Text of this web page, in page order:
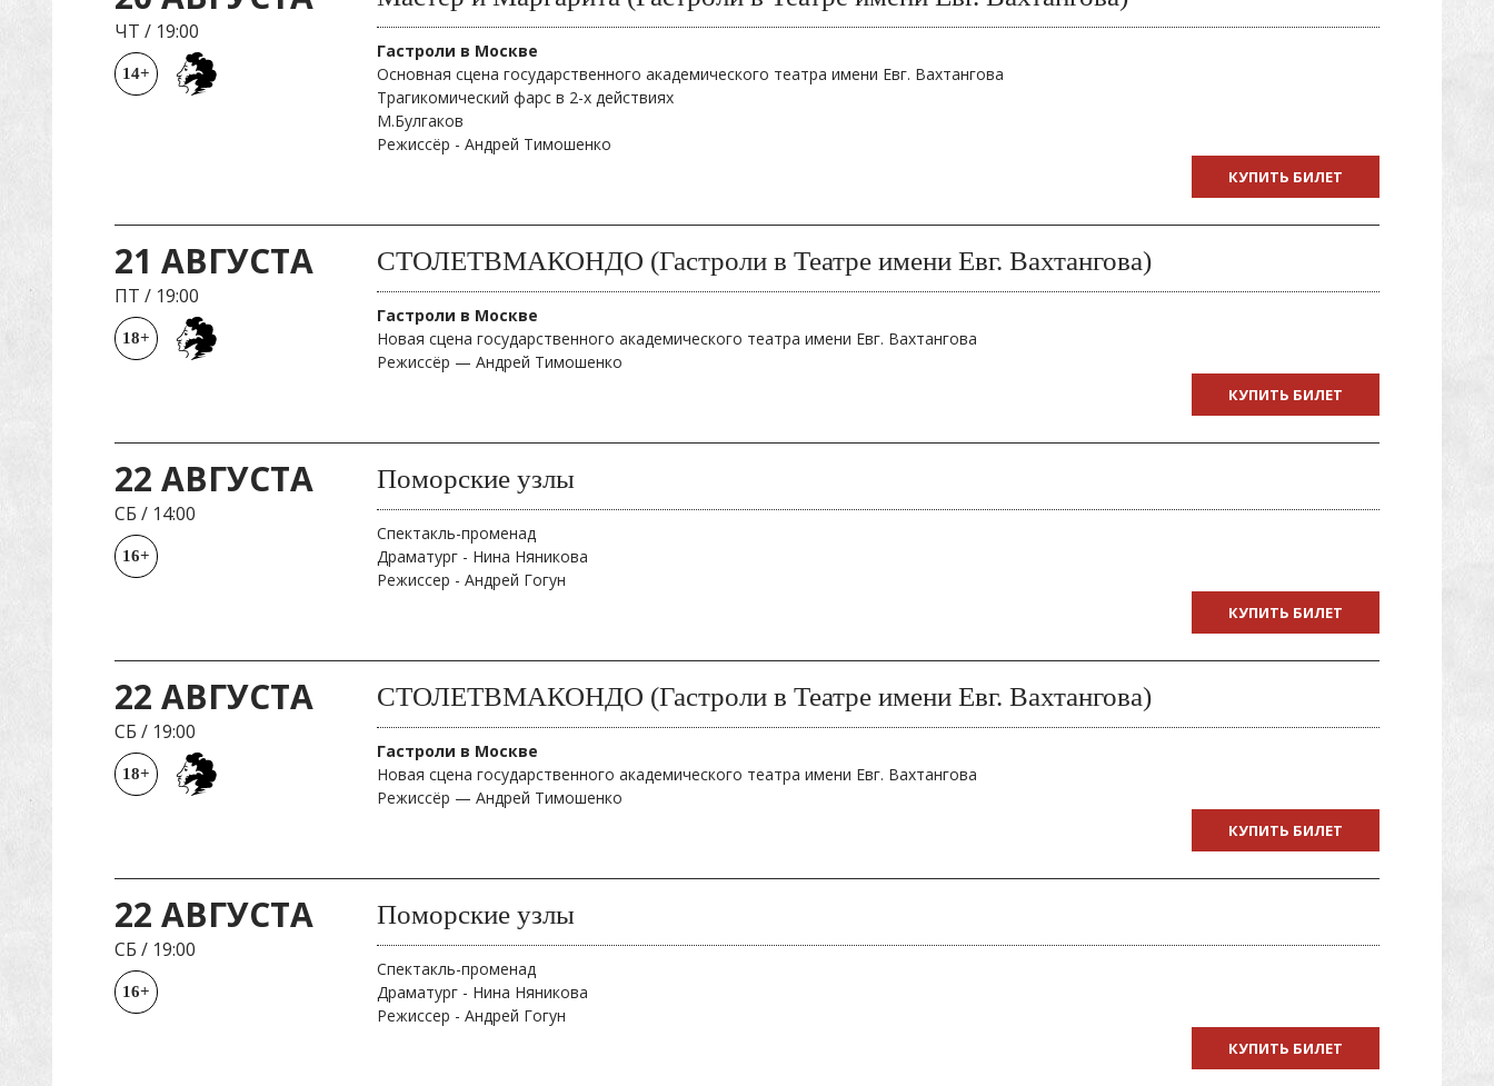
ЧТ / 19:00
14+
Гастроли в Москве
Основная сцена государственного академического театра имени Евг. Вахтангова
Трагикомический фарс в 2-х действиях
М.Булгаков
Режиссёр - Андрей Тимошенко
КУПИТЬ БИЛЕТ
21 АВГУСТА
ПТ / 19:00
18+
СТОЛЕТВМАКОНДО (Гастроли в Театре имени Евг. Вахтангова)
Гастроли в Москве
Новая сцена государственного академического театра имени Евг. Вахтангова
Режиссёр — Андрей Тимошенко
КУПИТЬ БИЛЕТ
22 АВГУСТА
СБ / 14:00
16+
Поморские узлы
Спектакль-променад
Драматург - Нина Няникова
Режиссер - Андрей Гогун
КУПИТЬ БИЛЕТ
22 АВГУСТА
СБ / 19:00
18+
СТОЛЕТВМАКОНДО (Гастроли в Театре имени Евг. Вахтангова)
Гастроли в Москве
Новая сцена государственного академического театра имени Евг. Вахтангова
Режиссёр — Андрей Тимошенко
КУПИТЬ БИЛЕТ
22 АВГУСТА
СБ / 19:00
16+
Поморские узлы
Спектакль-променад
Драматург - Нина Няникова
Режиссер - Андрей Гогун
КУПИТЬ БИЛЕТ